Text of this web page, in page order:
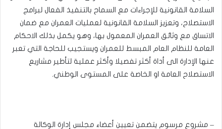
السلامة القانونية للإجراءات مع السماح بالتنفيذ الفعال لبرامج
الاستصلاح، وتعزيز السلامة القانونية لعمليات العمران مع ضمان
الاتساق مع وثائق العمران المعمول بها، وهو يكمل بذلك الاحكام
العامة للنظام العام المبسط للعمران ويستجيب للحاجة التي تعبر
عنها الإدارة الى أداة أكثر تفصيلا وأكثر عملية لتأطير مشاريع
الاستصلاح العامة او الخاصة على المستوى الوطني.
– مشروع مرسوم يتضمن تعيين أعضاء مجلس إدارة الوكالة